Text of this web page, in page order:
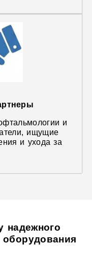
и
ищущие
и ухода за
надежного